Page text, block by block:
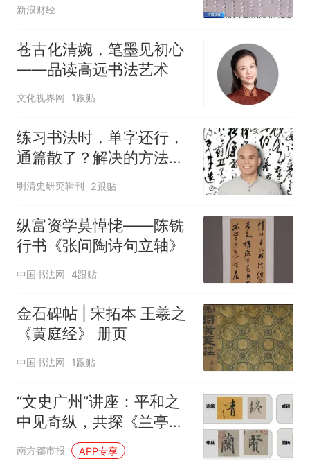
新浪财经
苍古化清婉，笔墨见初心
——品读高远书法艺术
文化视界网 1跟贴
练习书法时，单字还行，
通篇散了？解决的方法在
这本书里！
明清史研究辑刊 2跟贴
纵富资学莫愺恅——陈铣
行书《张问陶诗句立轴》
中国书法网 4跟贴
金石碑帖 | 宋拓本 王羲之
《黄庭经》 册页
中国书法网 1跟贴
“文史广州”讲座：平和之
中见奇纵，共探《兰亭
序》笔墨精微
南方都市报 APP专享